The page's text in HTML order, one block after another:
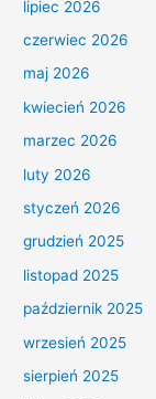
lipiec 2026
czerwiec 2026
maj 2026
kwiecień 2026
marzec 2026
luty 2026
styczeń 2026
grudzień 2025
listopad 2025
październik 2025
wrzesień 2025
sierpień 2025